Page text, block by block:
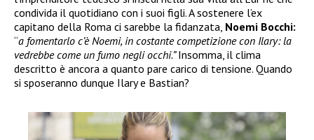
condivida il quotidiano con i suoi figli. A sostenere l’ex
capitano della Roma ci sarebbe la fidanzata, Noemi Bocchi:
“a fomentarlo c’è Noemi, in costante competizione con Ilary: la
vedrebbe come un fumo negli occhi.”Insomma, il clima
descritto è ancora a quanto pare carico di tensione. Quando
si sposeranno dunque Ilary e Bastian?